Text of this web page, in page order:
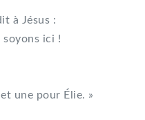
à Jésus :
soyons ici !
une pour Élie. »